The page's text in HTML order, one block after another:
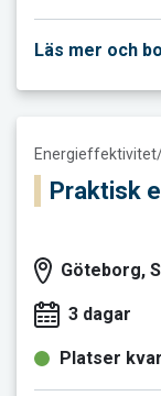
Läs mer och
Läs mer och
Praktisk
Göteborg,
3 dagar
Platser kvar